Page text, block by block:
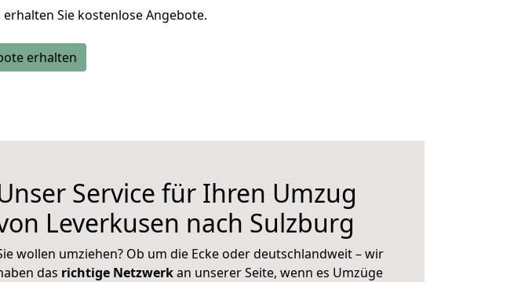
erhalten Sie kostenlose Angebote.
erhalten
Service für Ihren Umzug
Leverkusen nach Sulzburg
wollen umziehen? Ob um die Ecke oder deutschlandweit – wir
das richtige Netzwerkan unserer Seite, wenn es Umzüge